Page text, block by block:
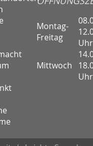
Montag-
Freitag
Uhr
Mittwoch
Uhr